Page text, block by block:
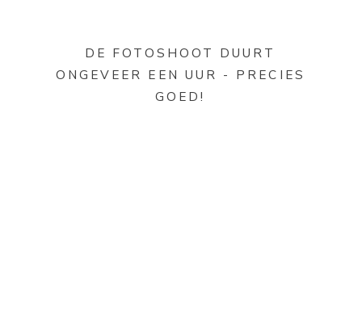
DE FOTOSHOOT DUURT
ONGEVEER EEN UUR - PRECIES
GOED!